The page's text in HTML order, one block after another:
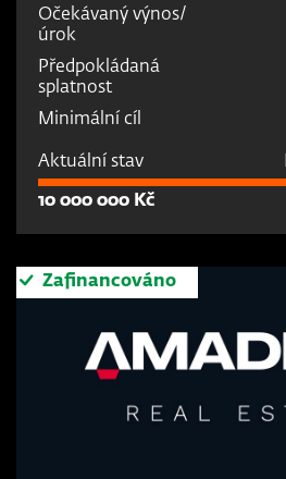
Očekávaný výnos/
úrok
Předpokládaná
splatnost
Minimální cíl
Aktuální stav
10 000 000 Kč
Zafinancováno